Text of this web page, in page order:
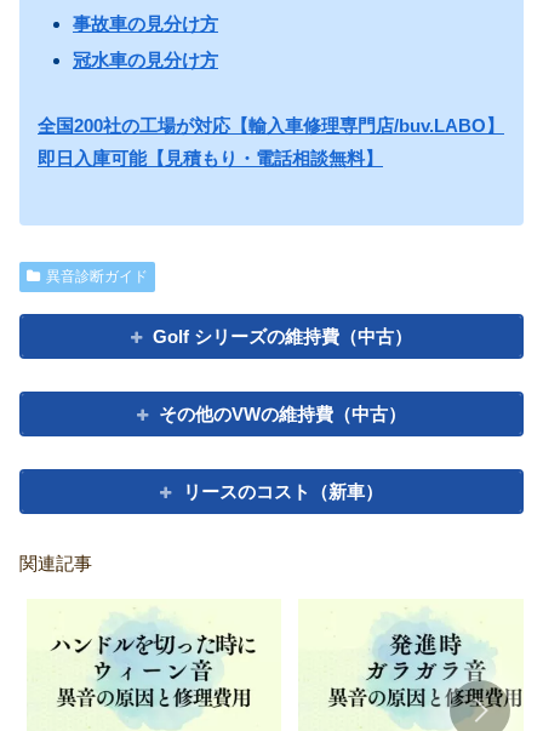
事故車の見分け方
冠水車の見分け方
全国200社の工場が対応【輸入車修理専門店/buv.LABO】
即日入庫可能【見積もり・電話相談無料】
異音診断ガイド
Golf シリーズの維持費（中古）
その他のVWの維持費（中古）
リースのコスト（新車）
関連記事